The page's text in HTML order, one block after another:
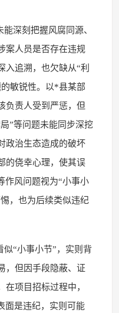
深刻把握风腐同源、
案人员是否存在违规
入追溯，也欠缺从“利
敏锐性。以*县某部
负责人受到严惩，但
”等问题未能同步深挖
政治生态造成的破坏
的侥幸心理，使其误
作风问题视为“小事小
，也为后续类似违纪
“小事小节”，实则背
，但因手段隐蔽、证
项目招标过程中，
面是违纪，实则可能